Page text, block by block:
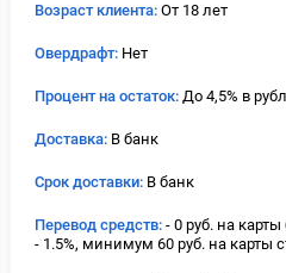
Возраст клиента: От 18 лет
Овердрафт: Нет
Процент на остаток: До 4,5% в
Доставка: В банк
Срок доставки: В банк
Перевод средств: - 0 руб. на
- 1.5%, минимум 60 руб. на карты